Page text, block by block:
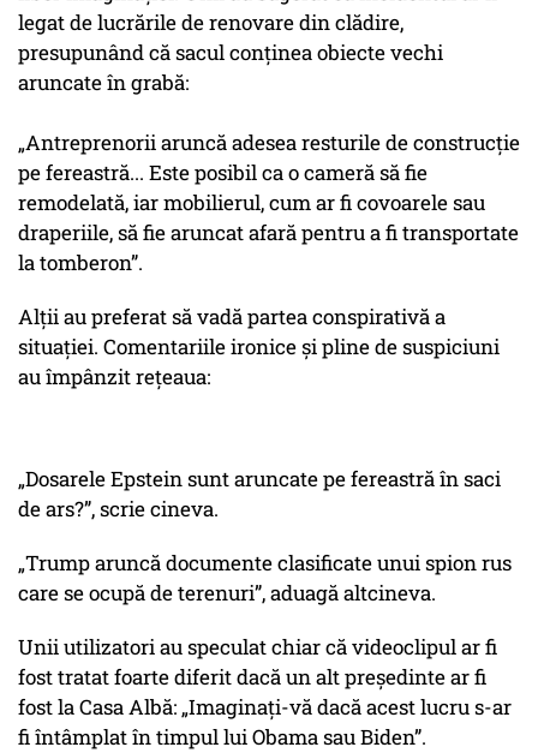
legat de lucrările de renovare din clădire,
presupunând că sacul conținea obiecte vechi
aruncate în grabă:
„Antreprenorii aruncă adesea resturile de construcție
pe fereastră... Este posibil ca o cameră să fie
remodelată, iar mobilierul, cum ar fi covoarele sau
draperiile, să fie aruncat afară pentru a fi transportate
la tomberon”.
Alții au preferat să vadă partea conspirativă a
situației. Comentariile ironice și pline de suspiciuni
au împânzit rețeaua:
„Dosarele Epstein sunt aruncate pe fereastră în saci
de ars?”, scrie cineva.
„Trump aruncă documente clasificate unui spion rus
care se ocupă de terenuri”, aduagă altcineva.
Unii utilizatori au speculat chiar că videoclipul ar fi
fost tratat foarte diferit dacă un alt președinte ar fi
fost la Casa Albă: „Imaginați-vă dacă acest lucru s-ar
fi întâmplat în timpul lui Obama sau Biden”.